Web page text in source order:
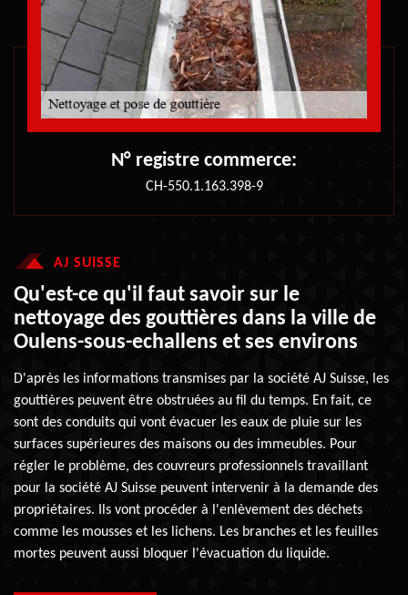
N° registre commerce:
CH-550.1.163.398-9
AJ SUISSE
Qu'est-ce qu'il faut savoir sur le
nettoyage des gouttières dans la ville de
Oulens-sous-echallens et ses environs
D'après les informations transmises par la société AJ Suisse, les
gouttières peuvent être obstruées au fil du temps. En fait, ce
sont des conduits qui vont évacuer les eaux de pluie sur les
surfaces supérieures des maisons ou des immeubles. Pour
régler le problème, des couvreurs professionnels travaillant
pour la société AJ Suisse peuvent intervenir à la demande des
propriétaires. Ils vont procéder à l'enlèvement des déchets
comme les mousses et les lichens. Les branches et les feuilles
mortes peuvent aussi bloquer l'évacuation du liquide.